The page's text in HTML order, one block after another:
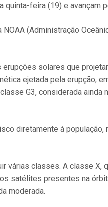
quinta-feira (19) e avançam
(Administração
solares que
ejetada pela erupção,
G3, considerada ainda
diretamente à
várias classes. A classe X,
satélites presentes na
moderada.